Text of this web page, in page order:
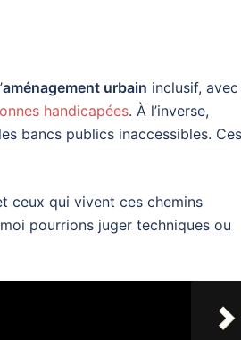
aménagement urbain inclusif, avec
handicapées. À l’inverse,
bancs publics inaccessibles. Ces
ceux qui vivent ces chemins
pourrions juger techniques ou